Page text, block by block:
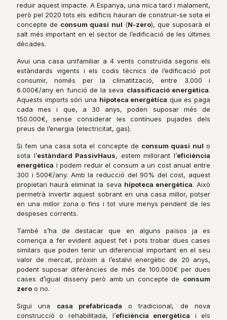
reduir aquest impacte. A Espanya, una mica tard i malament,
però pel 2020 tots els edificis hauran de construir-se sota el
concepte de consum quasi nul (N-zero), que suposarà el
salt més important en el sector de l’edificació de les últimes
dècades.
Avui una casa unifamiliar a 4 vents construïda segons els
estàndards vigents i els codis tècnics de l’edificació pot
consumir, només per la climatització, entre 3.000 i
6.000€/any en funció de la seva classificació energètica.
Aquests imports són una hipoteca energètica que es paga
cada mes i que, a 30 anys, poden suposar més de
150.000€, sense considerar les contínues pujades dels
preus de l’energia (electricitat, gas).
Si fem una casa sota el concepte de consum quasi nul o
sota l’estàndard PassivHaus, estem millorant l’eficiència
energètica i podem reduir el consum a un cost anual entre
300 i 500€/any. Amb la reducció del 90% del cost, aquest
propietari haurà eliminat la seva hipoteca energètica. Això
permetrà invertir aquest sobrant en una casa millor, potser
en una millor zona o fins i tot viure menys pendent de les
despeses corrents.
També s’ha de destacar que en alguns països ja es
comença a fer evident aquest fet i pots trobar dues cases
similars que poden tenir un diferencial important en el seu
valor de mercat, pròxim a l’estalvi energètic de 20 anys,
podent suposar diferències de més de 100.000€ per dues
cases d’igual disseny però amb un concepte de consum
zero o no.
Sigui una casa prefabricada o tradicional, de nova
construcció o rehabilitada, l’eficiència energètica i els